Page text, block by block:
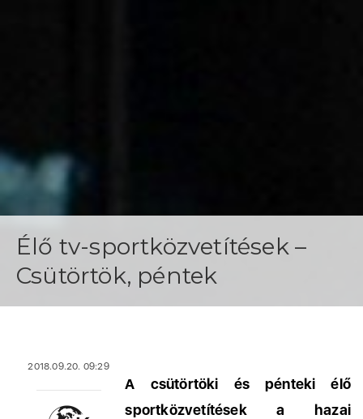
Élő tv-sportközvetítések –
Csütörtök, péntek
2018.09.20. 09:29
A csütörtöki és pénteki élő
sportközvetítések a hazai